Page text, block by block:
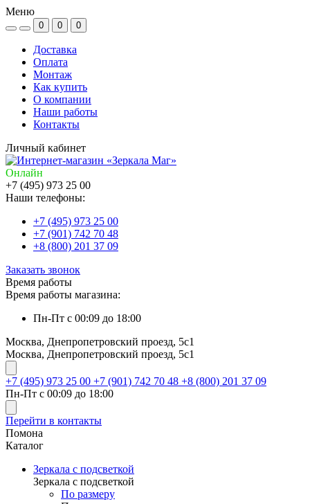
Меню
0 0 0
Доставка
Оплата
Монтаж
Как купить
О компании
Наши работы
Контакты
Личный кабинет
Онлайн
+7 (495) 973 25 00
Наши телефоны:
+7 (495) 973 25 00
+7 (901) 742 70 48
+8 (800) 201 37 09
Заказать звонок
Время работы
Время работы магазина:
Пн-Пт с 00:09 до 18:00
Москва, Днепропетровский проезд, 5с1
Москва, Днепропетровский проезд, 5с1
+7 (495) 973 25 00 +7 (901) 742 70 48 +8 (800) 201 37 09
Пн-Пт с 00:09 до 18:00
Перейти в контакты
Помона
Каталог
Зеркала с подсветкой
Зеркала с подсветкой
По размеру